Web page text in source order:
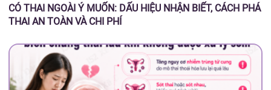
CÓ THAI NGOÀI Ý MUỐN: DẤU HIỆU NHẬN BIẾT, CÁCH PHÁ
THAI AN TOÀN VÀ CHI PHÍ